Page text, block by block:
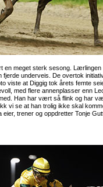
en meget sterk sesong.
underveis. De overtok
viste at Diggig tok årets femte
med flere annenplasser enn
Han har vært så flink og har
vi se at han trolig ikke skal
trener og oppdretter Tonje